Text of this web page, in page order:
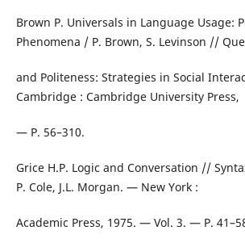
Brown P. Universals in Language Usage:
Phenomena / P. Brown, S. Levinson //
and Politeness: Strategies in Social
Cambridge : Cambridge University Press,
— Р. 56–310.
Grice H.P. Logic and Conversation //
P. Cole, J.L. Morgan. — New York :
Academic Press, 1975. — Vol. 3. — P.